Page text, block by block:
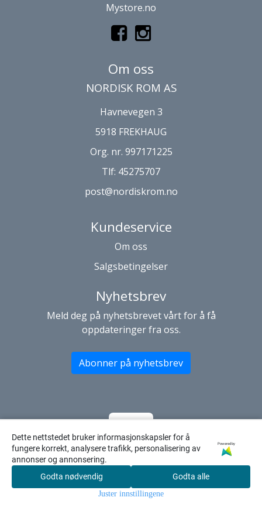
Søk
Mystore.no
Om oss
NORDISK ROM AS
Havnevegen 3
5918 FREKHAUG
Org. nr. 997171225
Tlf: 45275707
post@nordiskrom.no
Kundeservice
Om oss
Salgsbetingelser
Nyhetsbrev
Meld deg på nyhetsbrevet vårt for å få
oppdateringer fra oss.
Abonner på nyhetsbrev
Dette nettstedet bruker informasjonskapsler for å
fungere korrekt, analysere trafikk, personalisering av
annonser og annonsering.
Powered by
Godta nødvendig Godta alle
Juster innstillingene